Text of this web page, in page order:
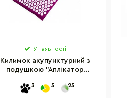
У наявності
Килимок акупунктурний з
подушкою "Аплікатор
VW, Фіолетовий
3 5 25